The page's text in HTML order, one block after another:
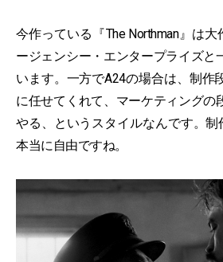
今作っている『The Northman』は
ージェンシー・エンタープライズと
います。一方でA24の場合は、制作
に任せてくれて、マーケティングの
やる、というスタイルなんです。制
本当に自由ですね。